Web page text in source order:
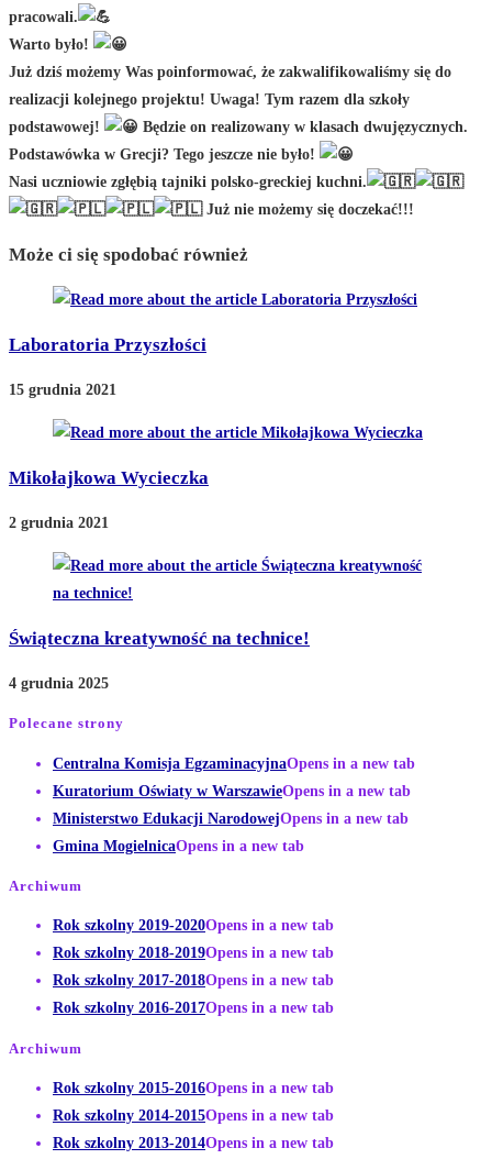
pracowali.
Warto było!
Już dziś możemy Was poinformować, że zakwalifikowaliśmy się do
realizacji kolejnego projektu! Uwaga! Tym razem dla szkoły
podstawowej!
Będzie on realizowany w klasach dwujęzycznych.
Podstawówka w Grecji? Tego jeszcze nie było!
Nasi uczniowie zgłębią tajniki polsko-greckiej kuchni.
Już nie możemy się doczekać!!!
Może ci się spodobać również
Laboratoria Przyszłości
15 grudnia 2021
Mikołajkowa Wycieczka
2 grudnia 2021
Świąteczna kreatywność na technice!
4 grudnia 2025
Polecane strony
Centralna Komisja EgzaminacyjnaOpens in a new tab
Kuratorium Oświaty w WarszawieOpens in a new tab
Ministerstwo Edukacji NarodowejOpens in a new tab
Gmina MogielnicaOpens in a new tab
Archiwum
Rok szkolny 2019-2020Opens in a new tab
Rok szkolny 2018-2019Opens in a new tab
Rok szkolny 2017-2018Opens in a new tab
Rok szkolny 2016-2017Opens in a new tab
Archiwum
Rok szkolny 2015-2016Opens in a new tab
Rok szkolny 2014-2015Opens in a new tab
Rok szkolny 2013-2014Opens in a new tab